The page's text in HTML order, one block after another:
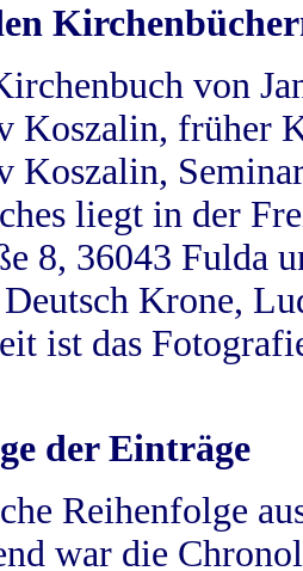
von
Koszalin, früher
Koszalin,
liegt in der
8, 36043 Fulda
Krone,
ist das
der Einträge
Reihenfolge
war die